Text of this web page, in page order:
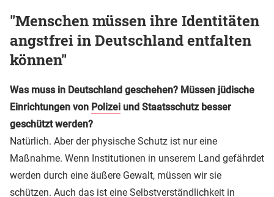
"Menschen müssen ihre Identitäten
angstfrei in Deutschland entfalten
können"
Was muss in Deutschland geschehen? Müssen jüdische
Einrichtungen von Polizei und Staatsschutz besser
geschützt werden?
Natürlich. Aber der physische Schutz ist nur eine
Maßnahme. Wenn Institutionen in unserem Land gefährdet
werden durch eine äußere Gewalt, müssen wir sie
schützen. Auch das ist eine Selbstverständlichkeit in